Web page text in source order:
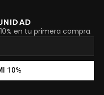
en tu primera compra.
10%